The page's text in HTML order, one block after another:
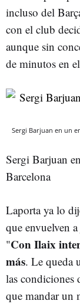
incluso del
con el club
aunque sin
de minutos en
Sergi Barjuan en un
Sergi Barjuan
Barcelona
Laporta ya lo
que envuelven
"Con Ilaix
más. Le queda
las condiciones
que mandar un